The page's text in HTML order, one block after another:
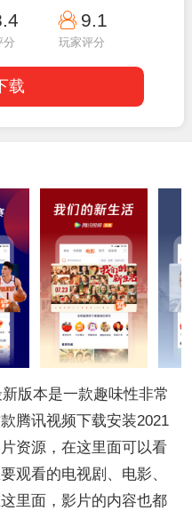
17:30:02
分
9.1
玩家评分
载
版本是一款趣味性非常
腾讯视频下载安装2021
资源，在这里面可以看
观看的电视剧、电影、
里面，影片的内容也都